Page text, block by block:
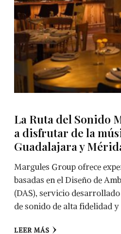
La Ruta del Sonido
a disfrutar de la
Guadalajara y
Margules Group ofrece
basadas en el Diseño de
(DAS), servicio desarrollado
de sonido de alta fidelidad
LEER MÁS